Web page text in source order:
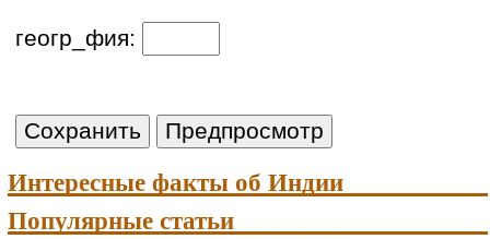
геогр_фия:
Интересные факты об Индии
Популярные статьи